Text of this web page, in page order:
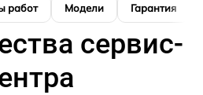
работ Модели Гарантия
сервис-